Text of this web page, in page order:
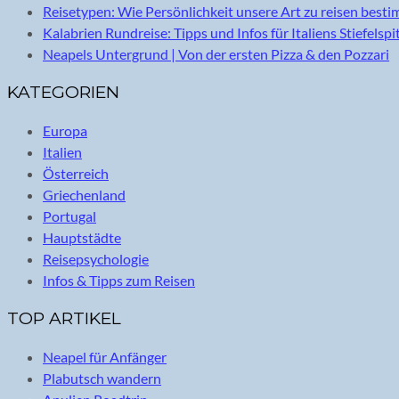
Reisetypen: Wie Persönlichkeit unsere Art zu reisen
Kalabrien Rundreise: Tipps und Infos für Italiens
Neapels Untergrund | Von der ersten Pizza & den Pozzari
KATEGORIEN
Europa
Italien
Österreich
Griechenland
Portugal
Hauptstädte
Reisepsychologie
Infos & Tipps zum Reisen
TOP ARTIKEL
Neapel für Anfänger
Plabutsch wandern